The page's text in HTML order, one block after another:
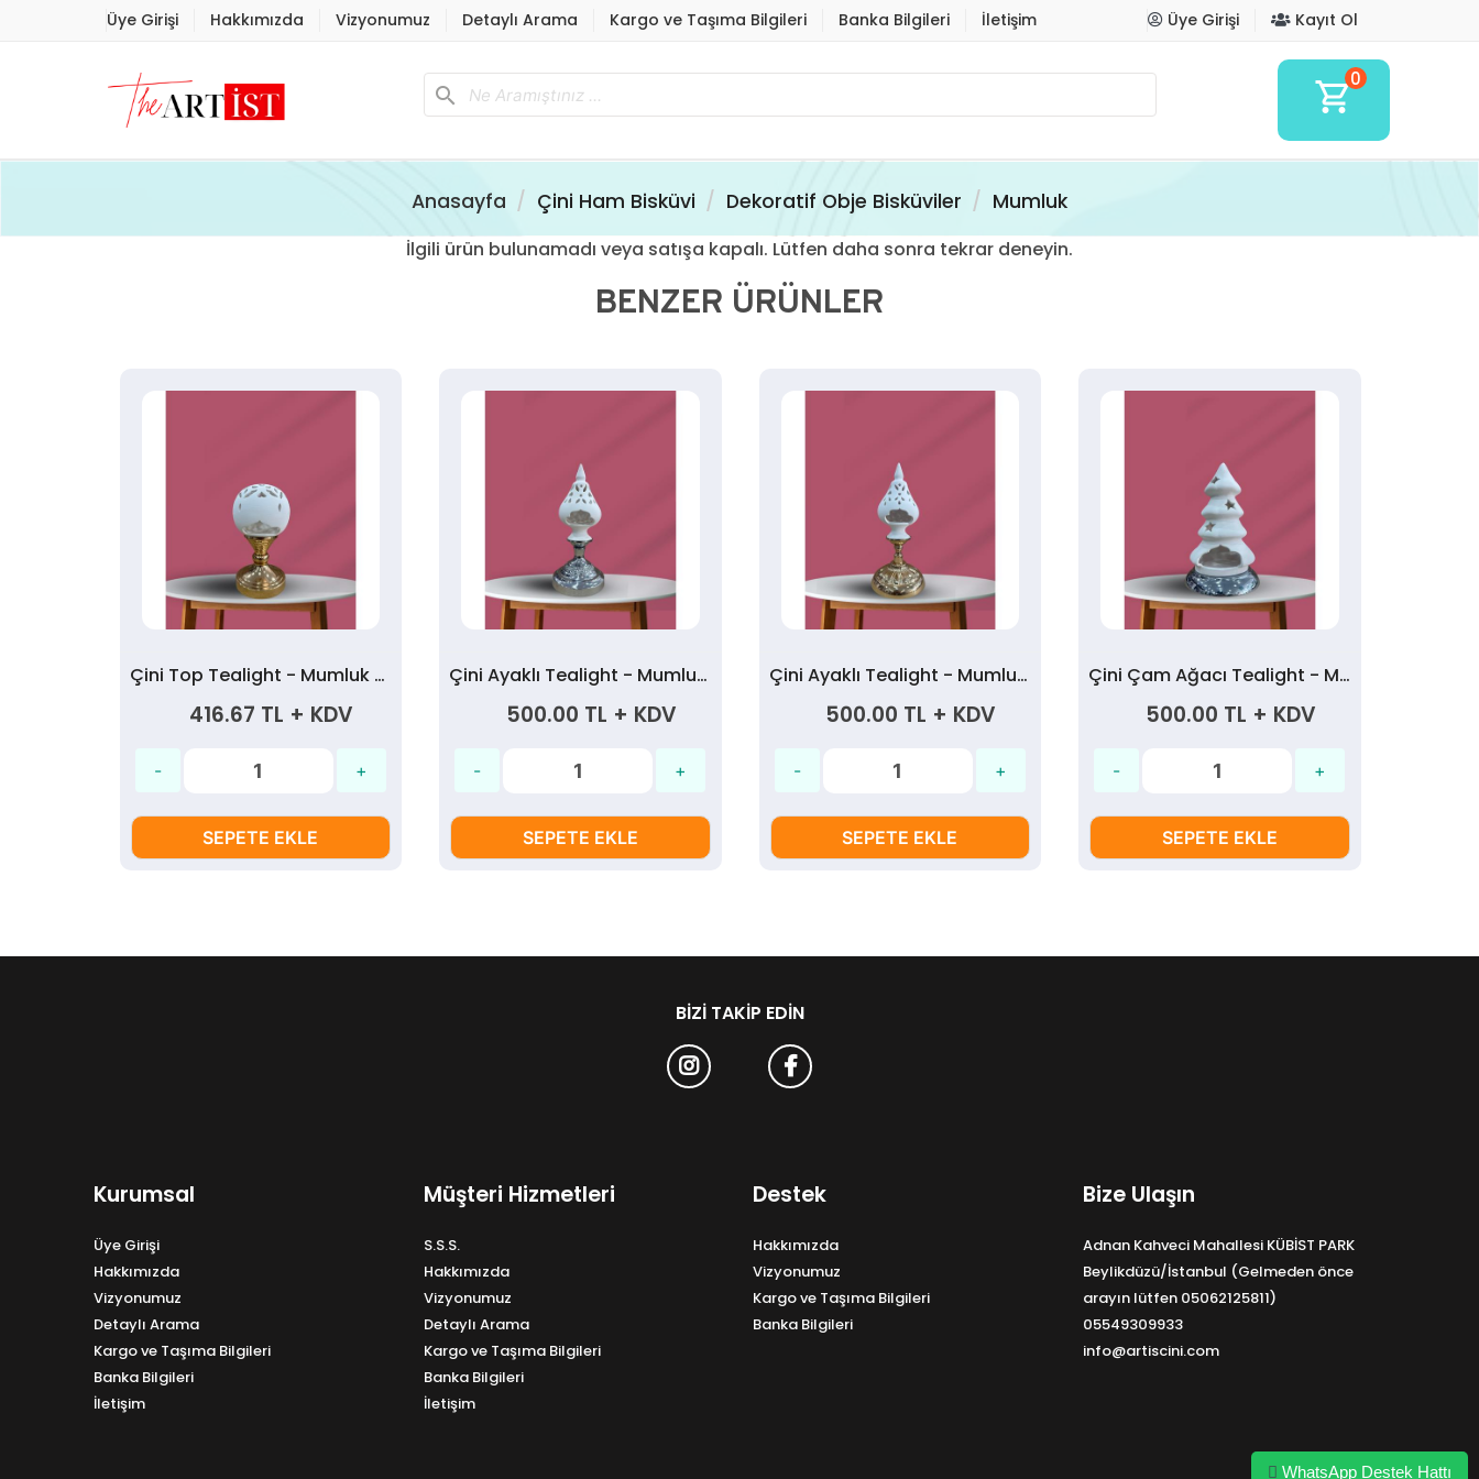
Üye Girişi Hakkımızda Vizyonumuz Detaylı Arama Kargo ve Taşıma Bilgileri Banka Bilgileri İletişim Üye Girişi Kayıt Ol
search shopping_cart0
Anasayfa Çini Ham Bisküvi Dekoratif Obje Bisküviler Mumluk
İlgili ürün bulunamadı veya satışa kapalı. Lütfen daha sonra tekrar deneyin.
BENZER ÜRÜNLER
Çini Top Tealight - Mumluk Ayaklı Gold
416.67 TL + KDV
SEPETE EKLE
Çini Ayaklı Tealight - Mumluk Krom Altlık
500.00 TL + KDV
SEPETE EKLE
Çini Ayaklı Tealight - Mumluk Gold Altlık
500.00 TL + KDV
SEPETE EKLE
Çini Çam Ağacı Tealight - Mumluk Krom Altlıklı
500.00 TL + KDV
SEPETE EKLE
BIZI TAKIP EDIN
Kurumsal
Üye Girişi
Hakkımızda
Vizyonumuz
Detaylı Arama
Kargo ve Taşıma Bilgileri
Banka Bilgileri
İletişim
Müşteri Hizmetleri
S.S.S.
Hakkımızda
Vizyonumuz
Detaylı Arama
Kargo ve Taşıma Bilgileri
Banka Bilgileri
İletişim
Destek
Hakkımızda
Vizyonumuz
Kargo ve Taşıma Bilgileri
Banka Bilgileri
Bize Ulaşın
Adnan Kahveci Mahallesi KÜBİST PARK
Beylikdüzü/İstanbul (Gelmeden önce
arayın lütfen 05062125811)
05549309933
info@artiscini.com
WhatsApp Destek Hattı